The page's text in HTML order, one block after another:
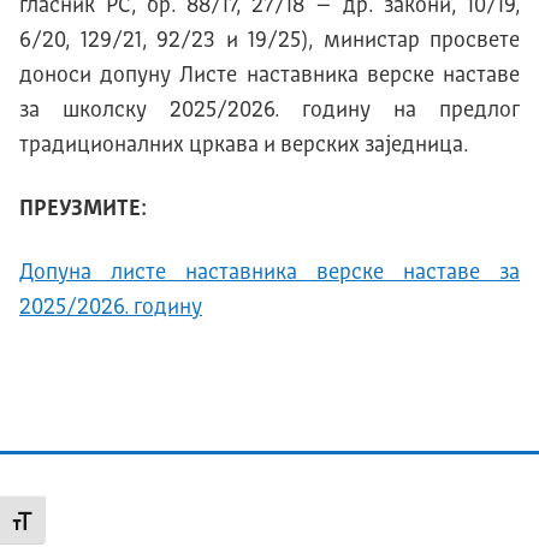
Промени величину слова
гласник РС, бр. 88/17, 27/18 – др. закони, 10/19,
6/20, 129/21, 92/23 и 19/25), министар просвете
доноси допуну Листе наставника верске наставе
за школску 2025/2026. годину на предлог
традиционалних цркава и верских заједница.
ПРЕУЗМИТЕ:
Допуна листе наставника верске наставе за
2025/2026. годину